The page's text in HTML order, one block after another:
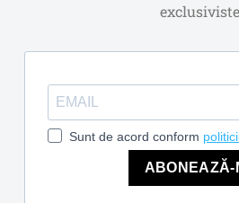
Sunt de acord conform
ABONEAZĂ-